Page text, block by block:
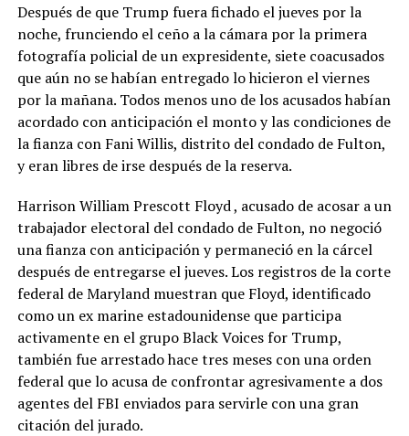
Después de que Trump fuera fichado el jueves por la
noche, frunciendo el ceño a la cámara por la primera
fotografía policial de un expresidente, siete coacusados ​​
que aún no se habían entregado lo hicieron el viernes
por la mañana. Todos menos uno de los acusados ​​habían
acordado con anticipación el monto y las condiciones de
la fianza con Fani Willis, distrito del condado de Fulton,
y eran libres de irse después de la reserva.
Harrison William Prescott Floyd , acusado de acosar a un
trabajador electoral del condado de Fulton, no negoció
una fianza con anticipación y permaneció en la cárcel
después de entregarse el jueves. Los registros de la corte
federal de Maryland muestran que Floyd, identificado
como un ex marine estadounidense que participa
activamente en el grupo Black Voices for Trump,
también fue arrestado hace tres meses con una orden
federal que lo acusa de confrontar agresivamente a dos
agentes del FBI enviados para servirle con una gran
citación del jurado.